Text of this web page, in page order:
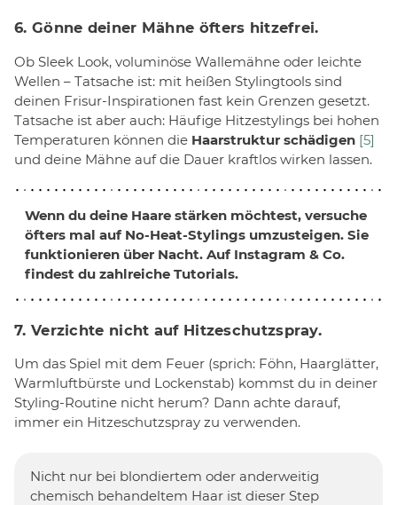
6. Gönne deiner Mähne öfters hitzefrei.
Ob Sleek Look, voluminöse Wallemähne oder leichte
Wellen – Tatsache ist: mit heißen Stylingtools sind
deinen Frisur-Inspirationen fast kein Grenzen gesetzt.
Tatsache ist aber auch: Häufige Hitzestylings bei hohen
Temperaturen können die Haarstruktur schädigen [5]
und deine Mähne auf die Dauer kraftlos wirken lassen.
Wenn du deine Haare stärken möchtest, versuche
öfters mal auf No-Heat-Stylings umzusteigen. Sie
funktionieren über Nacht. Auf Instagram & Co.
findest du zahlreiche Tutorials.
7. Verzichte nicht auf Hitzeschutzspray.
Um das Spiel mit dem Feuer (sprich: Föhn, Haarglätter,
Warmluftbürste und Lockenstab) kommst du in deiner
Styling-Routine nicht herum? Dann achte darauf,
immer ein Hitzeschutzspray zu verwenden.
Nicht nur bei blondiertem oder anderweitig
chemisch behandeltem Haar ist dieser Step